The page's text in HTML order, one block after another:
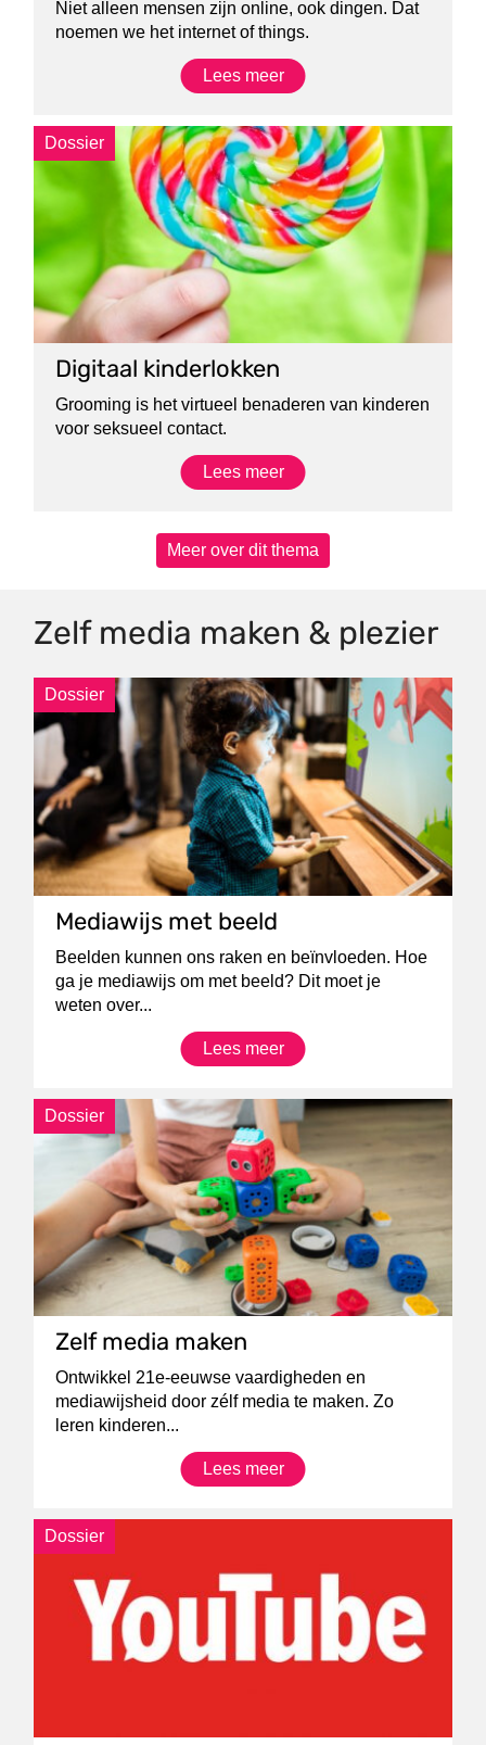
Niet alleen mensen zijn online, ook dingen. Dat
noemen we het internet of things.
Lees meer
Dossier
Digitaal kinderlokken
Grooming is het virtueel benaderen van kinderen
voor seksueel contact.
Lees meer
Meer over dit thema
Zelf media maken & plezier
Dossier
Mediawijs met beeld
Beelden kunnen ons raken en beïnvloeden. Hoe
ga je mediawijs om met beeld? Dit moet je
weten over...
Lees meer
Dossier
Zelf media maken
Ontwikkel 21e-eeuwse vaardigheden en
mediawijsheid door zélf media te maken. Zo
leren kinderen...
Lees meer
Dossier